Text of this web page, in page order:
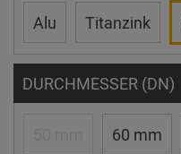
Alu Titanzink
DURCHMESSER (DN)
60 mm